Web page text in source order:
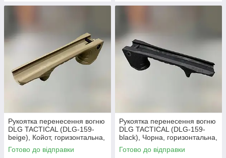
Рукоятка перенесення вогню
DLG TACTICAL (DLG-159-
beige), Койот, горизонтальна,
упор на цівку на планку
Вівер/Пікатінні
Готово до відправки
Рукоятка перенесення вогню
DLG TACTICAL (DLG-159-
black), Чорна, горизонтальна,
упор на цівку на планку
Вівер/Пікатінні
Готово до відправки